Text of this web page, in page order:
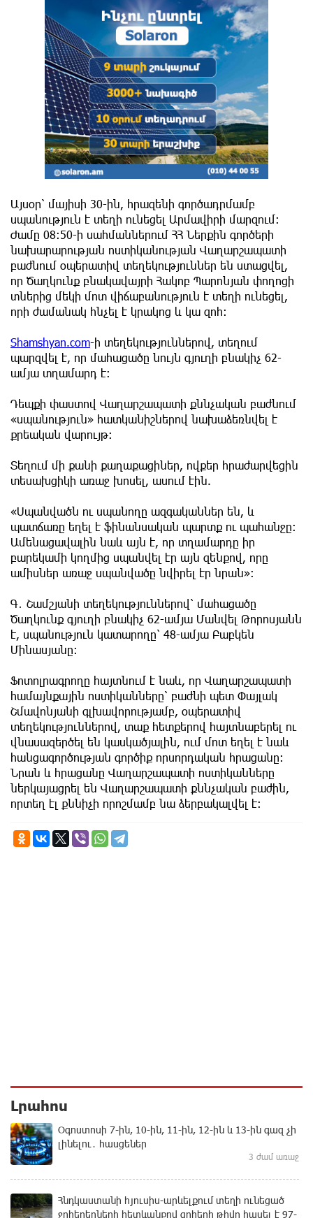
Այսօր՝ մայիսի 30-ին, հրազենի գործադրմամբ
սպանություն է տեղի ունեցել Արմավիրի մարզում։
Ժամը 08:50-ի սահմաններում ՀՀ Ներքին գործերի
նախարարության ոստիկանության Վաղարշապատի
բաժնում օպերատիվ տեղեկություններ են ստացվել,
որ Ծաղկունք բնակավայրի Հակոբ Պարոնյան փողոցի
տներից մեկի մոտ վիճաբանություն է տեղի ունեցել,
որի ժամանակ հնչել է կրակոց և կա զոհ։
Shamshyan.com-ի տեղեկություններով, տեղում
պարզվել է, որ մահացածը նույն գյուղի բնակիչ 62-
ամյա տղամարդ է։
Դեպքի փաստով Վաղարշապատի քննչական բաժնում
«սպանություն» հատկանիշներով նախաձեռնվել է
քրեական վարույթ։
Տեղում մի քանի քաղաքացիներ, ովքեր հրաժարվեցին
տեսախցիկի առաջ խոսել, ասում էին.
«Սպանվածն ու սպանողը ազգականներ են, և
պատճառը եղել է ֆինանսական պարտք ու պահանջը։
Ամենացավալին նաև այն է, որ տղամարդը իր
բարեկամի կողմից սպանվել էր այն զենքով, որը
ամիսներ առաջ սպանվածը նվիրել էր նրան»։
Գ․ Շամշյանի տեղեկություններով՝ մահացածը
Ծաղկունք գյուղի բնակիչ 62-ամյա Մանվել Թորոսյանն
է, սպանություն կատարողը՝ 48-ամյա Բաբկեն
Մինասյանը։
Ֆոտոլրագրողը հայտնում է նաև, որ Վաղարշապատի
համայնքային ոստիկանները՝ բաժնի պետ Փայլակ
Շմավոնյանի գլխավորությամբ, օպերատիվ
տեղեկություններով, տաք հետքերով հայտնաբերել ու
վնասազերծել են կասկածյալին, ում մոտ եղել է նաև
հանցագործության գործիք որսորդական հրացանը։
Նրան և հրացանը Վաղարշապատի ոստիկանները
ներկայացրել են Վաղարշապատի քննչական բաժին,
որտեղ էլ քննիչի որոշմամբ նա ձերբակալվել է։
Լրահոս
Օգոստոսի 7-ին, 10-ին, 11-ին, 12-ին և 13-ին գազ չի
լինելու․ հասցեներ
3 ժամ առաջ
Հնդկաստանի հյուսիս-արևելքում տեղի ունեցած
ջրհեղեղների հետևանքով զոհերի թիվը հասել է 97-